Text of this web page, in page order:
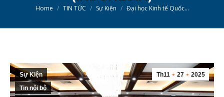
You are here:
Home TIN TỨC Sự Kiện Đại học Kinh tế Quốc…
Th11 27 2025
Sự Kiện
Tin nội bộ